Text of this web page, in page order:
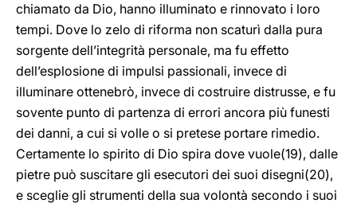
chiamato da Dio, hanno illuminato e rinnovato i loro
tempi. Dove lo zelo di riforma non scaturì dalla pura
sorgente dell’integrità personale, ma fu effetto
dell’esplosione di impulsi passionali, invece di
illuminare ottenebrò, invece di costruire distrusse, e fu
sovente punto di partenza di errori ancora più funesti
dei danni, a cui si volle o si pretese portare rimedio.
Certamente lo spirito di Dio spira dove vuole(19), dalle
pietre può suscitare gli esecutori dei suoi disegni(20),
e sceglie gli strumenti della sua volontà secondo i suoi